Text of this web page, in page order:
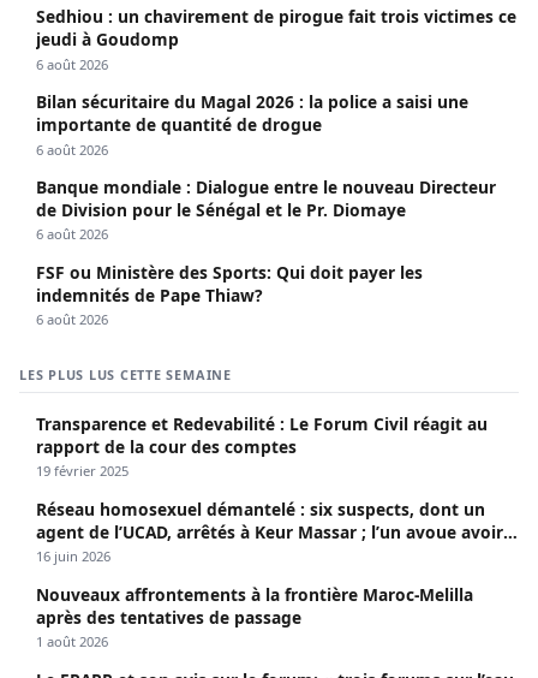
Sedhiou : un chavirement de pirogue fait trois victimes ce
jeudi à Goudomp
6 août 2026
Bilan sécuritaire du Magal 2026 : la police a saisi une
importante de quantité de drogue
6 août 2026
Banque mondiale : Dialogue entre le nouveau Directeur
de Division pour le Sénégal et le Pr. Diomaye
6 août 2026
FSF ou Ministère des Sports: Qui doit payer les
indemnités de Pape Thiaw?
6 août 2026
LES PLUS LUS CETTE SEMAINE
Transparence et Redevabilité : Le Forum Civil réagit au
rapport de la cour des comptes
19 février 2025
Réseau homosexuel démantelé : six suspects, dont un
agent de l’UCAD, arrêtés à Keur Massar ; l’un avoue avoir
propagé le VIH depuis 2018
16 juin 2026
Nouveaux affrontements à la frontière Maroc-Melilla
après des tentatives de passage
1 août 2026